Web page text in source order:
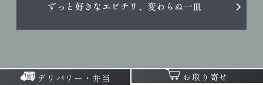
ずっと好きなエビチリ、変わらぬ一皿
デリバリー・弁当 お取り寄せ